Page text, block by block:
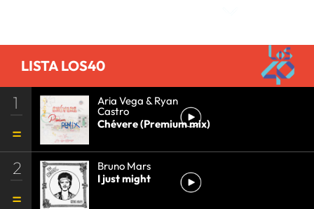
LISTA LOS40
1 Aria Vega & Ryan
Castro
Chévere (Premium mix)
2
Bruno Mars
I just might